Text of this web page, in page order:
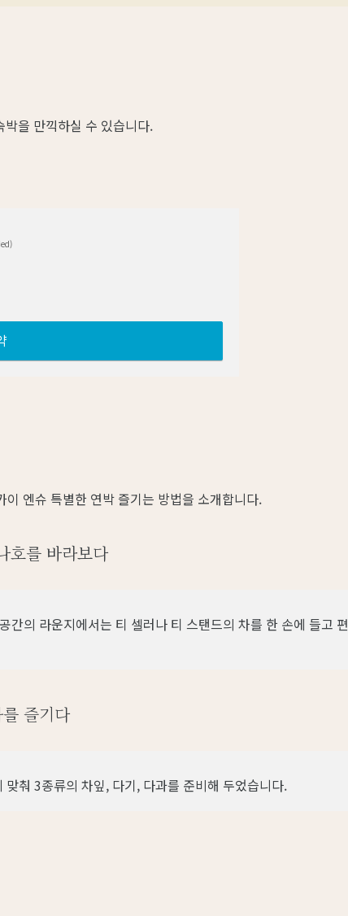
을 만끽하실 수 있습니다.
엔슈 특별한 연박 즐기는 방법을 소개합니다.
호를 바라보다
의 라운지에서는 티 셀러나 티 스탠드의 차를 한 손에 들고 편
즐기다
춰 3종류의 차잎, 다기, 다과를 준비해 두었습니다.